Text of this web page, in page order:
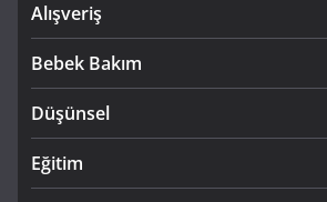
Alışveriş
Bebek Bakım
Düşünsel
Eğitim